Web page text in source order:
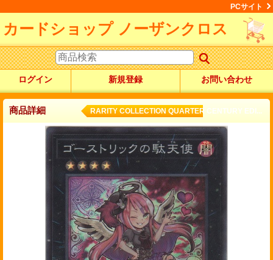
PCサイト
カードショップ ノーザンクロス
ログイン 新規登録 お問い合わせ
商品詳細 RARITY COLLECTION QUARTER CENTURY EDI...